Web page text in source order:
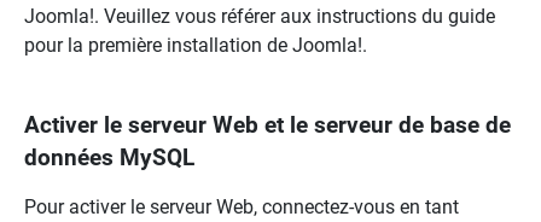
Joomla!. Veuillez vous référer aux instructions du guide
pour la première installation de Joomla!.
Activer le serveur Web et le serveur de base de
données MySQL
Pour activer le serveur Web, connectez-vous en tant